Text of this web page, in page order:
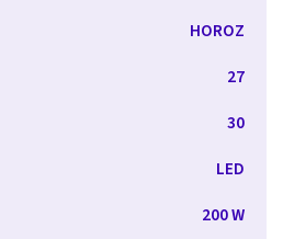
HOROZ
27
30
LED
200 W